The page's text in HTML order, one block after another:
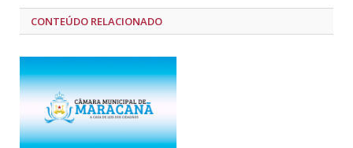
CONTEÚDO RELACIONADO